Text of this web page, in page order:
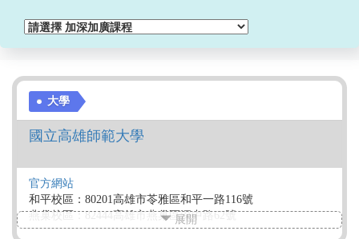
大學
國立高雄師範大學
官方網站
和平校區：80201高雄市苓雅區和平一路116號
燕巢校區：82444高雄市燕巢區深中路62號
展開